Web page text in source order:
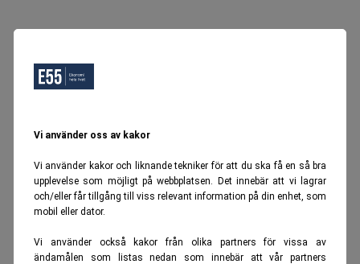
Vi använder oss av kakor
Vi använder kakor och liknande tekniker för att du ska få en så bra
upplevelse som möjligt på webbplatsen. Det innebär att vi lagrar
och/eller får tillgång till viss relevant information på din enhet, som
mobil eller dator.
Vi använder också kakor från olika partners för vissa av
ändamålen som listas nedan som innebär att vår partners